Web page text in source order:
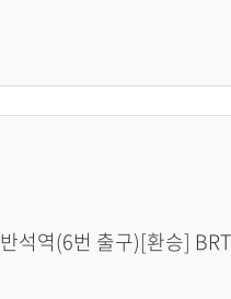
석역(6번 출구)[환승]